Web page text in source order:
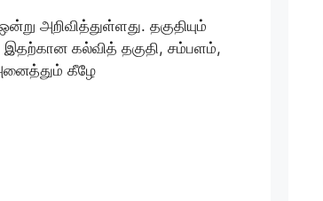
அறிவித்துள்ளது. தகுதியும்
கல்வித் தகுதி, சம்பளம்,
கீழே